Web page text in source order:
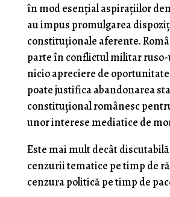
în mod esenţial aspiraţiilor
au impus promulgarea
constituţionale aferente.
parte în conflictul militar
nicio apreciere de
poate justifica abandonarea
constituţional românesc
unor interese mediatice de
Este mai mult decât
cenzurii tematice pe timp de
cenzura politică pe timp de